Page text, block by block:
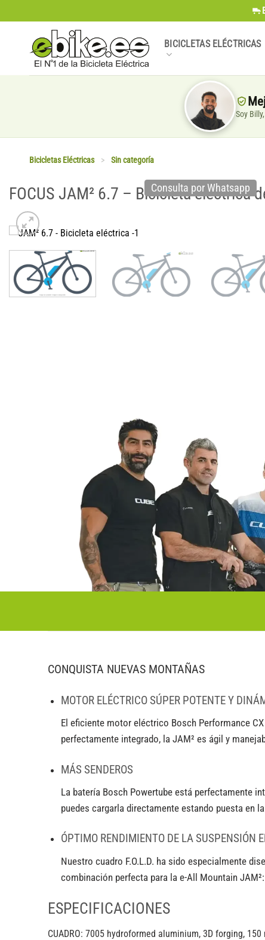
al
contenido
BICICLETAS ELÉCTRICAS
Soy
Bicicletas Eléctricas > Sin categoría
FOCUS JAM² 6.7 – Bicicleta eléctrica
Consulta por Whatsapp
CONQUISTA NUEVAS MONTAÑAS
MOTOR ELÉCTRICO SÚPER POTENTE Y
El eficiente motor eléctrico Bosch Performance
perfectamente integrado, la JAM² es ágil y
MÁS SENDEROS
La batería Bosch Powertube está perfectamente
puedes cargarla directamente estando puesta en
ÓPTIMO RENDIMIENTO DE LA SUSPENSIÓN
Nuestro cuadro F.O.L.D. ha sido especialmente
combinación perfecta para la e-All Mountain
ESPECIFICACIONES
CUADRO: 7005 hydroformed aluminium, 3D forging,